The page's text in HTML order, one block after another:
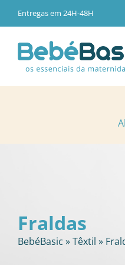
Entregas em 24H-48H
Fraldas
BebéBasic »Têxtil »